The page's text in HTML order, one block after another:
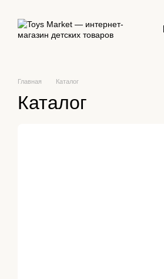
Главная Каталог
Каталог